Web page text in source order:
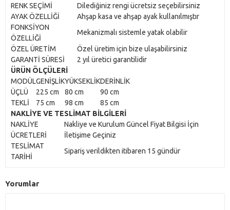
RENK SEÇİMİ
Dilediğiniz rengi ücretsiz seçebilirsiniz
AYAK ÖZELLİĞİ
Ahşap kasa ve ahşap ayak kullanılmıştır
FONKSİYON
ÖZELLİĞİ
Mekanizmalı sistemle yatak olabilir
ÖZEL ÜRETİM
Özel üretim için bize ulaşabilirsiniz
GARANTİ SÜRESİ
2 yıl üretici garantilidir
ÜRÜN ÖLÇÜLERİ
MODÜLGENİŞLİKYÜKSEKLİKDERİNLİK
ÜÇLÜ
225 cm 80 cm
90 cm
TEKLİ
75 cm 98 cm
85 cm
NAKLİYE VE TESLİMAT BİLGİLERİ
NAKLİYE
ÜCRETLERİ
Nakliye ve Kurulum Güncel Fiyat Bilgisi İçin
İletişime Geçiniz
TESLİMAT
TARİHİ
Sipariş verildikten itibaren 15 gündür
Yorumlar